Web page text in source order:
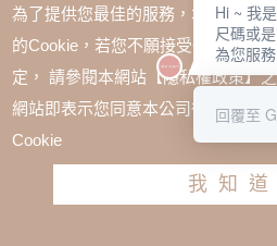
小貓聯名-甜心少女小花真皮繫
為了提供您最佳的服務，本網站會
的Cookie，若您不願接受Cookie時
定， 請參閱本網站【隱私權政策】
網站即表示您同意本公司得按本網
Cookie
我知道
Hi ~ 我
尺碼或
為您服務
回覆至